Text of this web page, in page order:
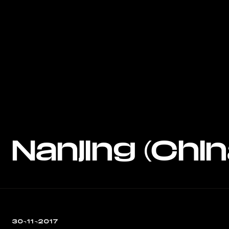
Nanjing
30¬11¬2017